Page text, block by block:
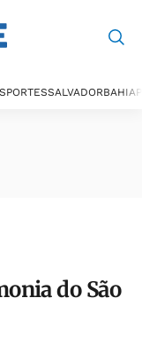
SALVADORBAHIA
do São